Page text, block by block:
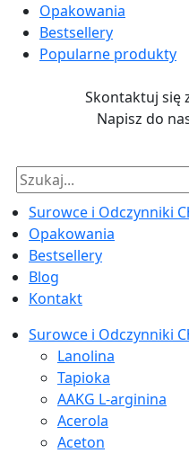
Opakowania
Bestsellery
Popularne produkty
Skontaktuj się
Napisz do
Surowce i Odczynniki
Opakowania
Bestsellery
Blog
Kontakt
Surowce i Odczynniki
Lanolina
Tapioka
AAKG L-arginina
Acerola
Aceton